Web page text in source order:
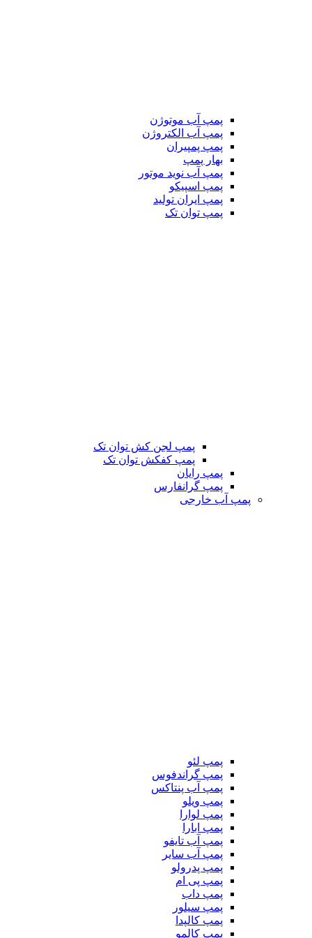
پمپ آب موتوژن
پمپ آب الکتروژن
پمپ پمپیران
بهار پمپ
پمپ آب نوید موتور
پمپ اسپیکو
پمپ ایران تولید
پمپ توان تک
پمپ لجن کش توان تک
پمپ کفکش توان تک
پمپ رایان
پمپ گرانفارس
پمپ آب خارجی
پمپ لئو
پمپ گراندفوس
پمپ آب پنتاکس
پمپ ویلو
پمپ لوارا
پمپ ابارا
پمپ آب تایفو
پمپ آب سایر
پمپ پدرولو
پمپ پی ام
پمپ داب
پمپ سیلور
پمپ کالپدا
پمپ کالمو